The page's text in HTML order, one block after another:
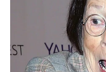
Syach. Sayangnya keduanya
dengan alasan tidak pernah
dalam rumah tangga.
Adilla Dimitri Hardjanto
Ia dan Adilla Dimitri